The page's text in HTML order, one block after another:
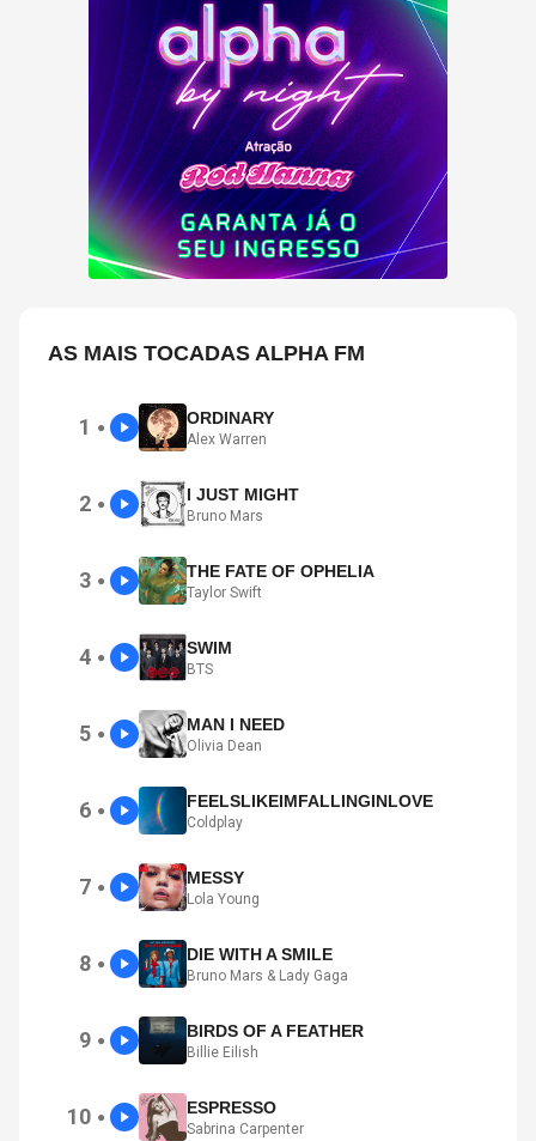
AS MAIS TOCADAS ALPHA FM
1 ● ORDINARY
Alex Warren
2 ● I JUST MIGHT
Bruno Mars
3 ● THE FATE OF OPHELIA
Taylor Swift
4 ● SWIM
BTS
5 ● MAN I NEED
Olivia Dean
6 ● FEELSLIKEIMFALLINGINLOVE
Coldplay
7 ● MESSY
Lola Young
8 ● DIE WITH A SMILE
Bruno Mars & Lady Gaga
9 ● BIRDS OF A FEATHER
Billie Eilish
10 ● ESPRESSO
Sabrina Carpenter